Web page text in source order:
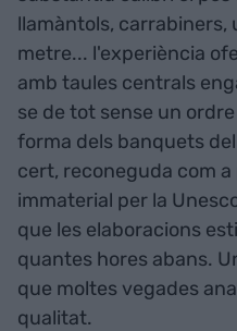
llamàntols,
metre... l'experiència
amb taules centrals
se de tot sense un
forma dels banquets
cert, reconeguda com
immaterial per la
que les elaboracions
quantes hores abans.
que moltes vegades
qualitat.